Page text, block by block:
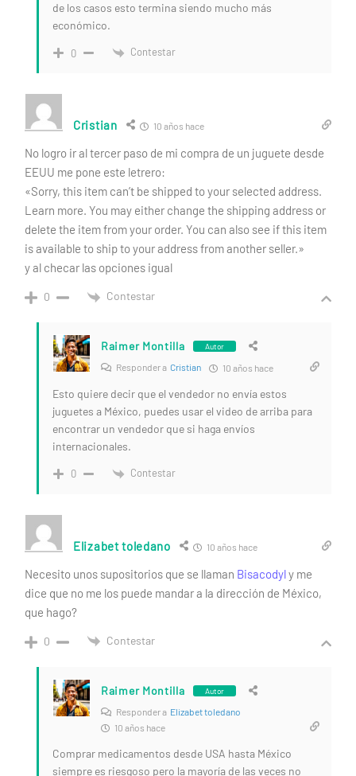
de los casos esto termina siendo mucho más
económico.
0 Contestar
Cristian 10 años hace
No logro ir al tercer paso de mi compra de un juguete desde
EEUU me pone este letrero:
«Sorry, this item can’t be shipped to your selected address.
Learn more. You may either change the shipping address or
delete the item from your order. You can also see if this item
is available to ship to your address from another seller.»
y al checar las opciones igual
0 Contestar
Raimer Montilla Autor
Responder a Cristian 10 años hace
Esto quiere decir que el vendedor no envía estos
juguetes a México, puedes usar el video de arriba para
encontrar un vendedor que si haga envíos
internacionales.
0 Contestar
Elizabet toledano 10 años hace
Necesito unos supositorios que se llaman Bisacodyly me
dice que no me los puede mandar a la dirección de México,
que hago?
0 Contestar
Raimer Montilla Autor
Responder a Elizabet toledano
10 años hace
Comprar medicamentos desde USA hasta México
siempre es riesgoso pero la mayoría de las veces no